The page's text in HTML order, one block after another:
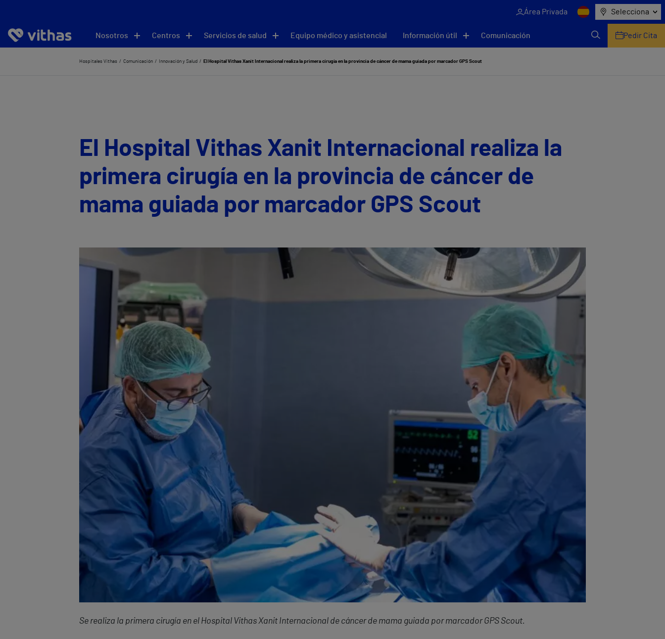
Área Privada Selecciona
Nosotros Centros Servicios de salud Equipo médico y asistencial Información útil Comunicación Pedir Cita
Hospitales Vithas Comunicación Innovación y Salud El Hospital Vithas Xanit Internacional realiza la primera cirugía en la provincia de cáncer de mama guiada por marcador GPS Scout
El Hospital Vithas Xanit Internacional realiza la
primera cirugía en la provincia de cáncer de
mama guiada por marcador GPS Scout
Se realiza la primera cirugía en el Hospital Vithas Xanit Internacional de cáncer de mama guiada por marcador GPS Scout.